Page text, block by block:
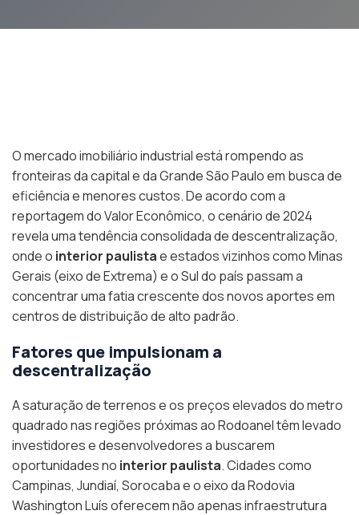
O mercado imobiliário industrial está rompendo as
fronteiras da capital e da Grande São Paulo em busca de
eficiência e menores custos. De acordo com a
reportagem do Valor Econômico, o cenário de 2024
revela uma tendência consolidada de descentralização,
onde o interior paulistae estados vizinhos como Minas
Gerais (eixo de Extrema) e o Sul do país passam a
concentrar uma fatia crescente dos novos aportes em
centros de distribuição de alto padrão.
Fatores que impulsionam a
descentralização
A saturação de terrenos e os preços elevados do metro
quadrado nas regiões próximas ao Rodoanel têm levado
investidores e desenvolvedores a buscarem
oportunidades no interior paulista. Cidades como
Campinas, Jundiaí, Sorocaba e o eixo da Rodovia
Washington Luís oferecem não apenas infraestrutura